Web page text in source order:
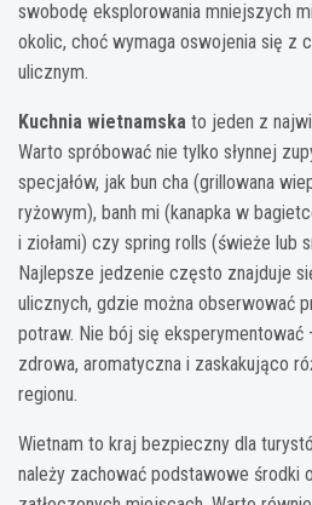
swobodę eksplorowania mniejszych
okolic, choć wymaga oswojenia się z
ulicznym.
Kuchnia wietnamska to jeden z
Warto spróbować nie tylko słynnej
specjałów, jak bun cha (grillowana
ryżowym), banh mi (kanapka w
i ziołami) czy spring rolls (świeże lub
Najlepsze jedzenie często znajduje
ulicznych, gdzie można obserwować
potraw. Nie bój się eksperymentować
zdrowa, aromatyczna i zaskakująco
regionu.
Wietnam to kraj bezpieczny dla
należy zachować podstawowe środki